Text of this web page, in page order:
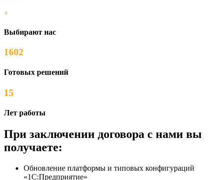
+
Выбирают нас
1602
Готовых решений
15
Лет работы
При заключении договора с нами вы
получаете:
Обновление платформы и типовых конфигураций
«1С:Предприятие»